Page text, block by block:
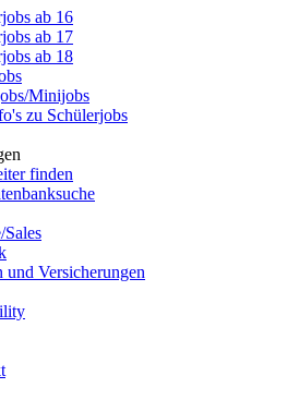
ab 16
ab 17
ab 18
Minijobs
zu Schülerjobs
finden
Sales
und Versicherungen